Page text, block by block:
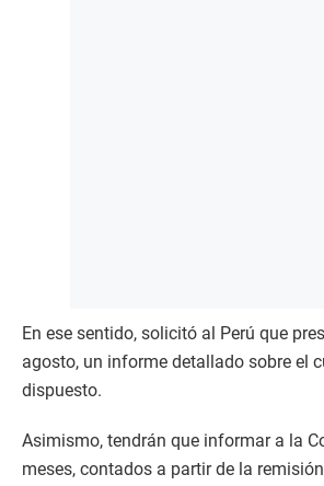
En ese sentido, solicitó al Perú que
agosto, un informe detallado sobre el
dispuesto.
Asimismo, tendrán que informar a la
meses, contados a partir de la